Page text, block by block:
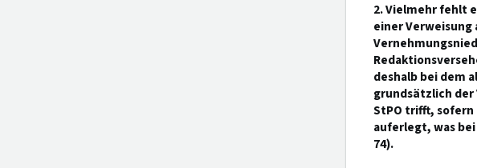
2. Vielmehr fehlt
einer Verweisung
deshalb bei dem
grundsätzlich der
StPO trifft, sofern
auferlegt, was
74).